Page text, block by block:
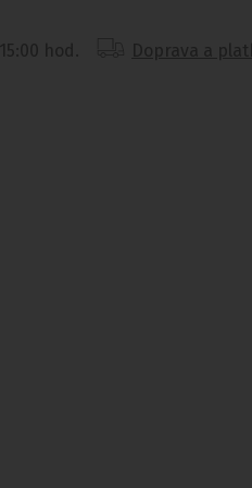
hod.